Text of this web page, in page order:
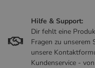
Hilfe & Support:
Dir fehlt eine
Fragen zu
unsere
Kundenservice -